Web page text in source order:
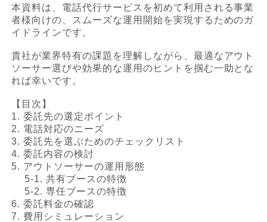
本資料は、電話代行サービスを初めて利用される事業
者様向けの、スムーズな運用開始を実現するためのガ
イドラインです。
貴社が業界特有の課題を理解しながら、最適なアウト
ソーサー選びや効果的な運用のヒントを掴む一助とな
れば幸いです。
【目次】
1. 委託先の選定ポイント
2. 電話対応のニーズ
3. 委託先を選ぶためのチェックリスト
4. 委託内容の検討
5. アウトソーサーの運用形態
5-1. 共有ブースの特徴
5-2. 専任ブースの特徴
6. 委託料金の確認
7. 費用シミュレーション